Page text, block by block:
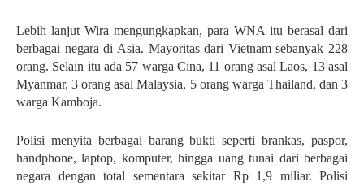
Lebih lanjut Wira mengungkapkan, para WNA itu berasal dari
berbagai negara di Asia. Mayoritas dari Vietnam sebanyak 228
orang. Selain itu ada 57 warga Cina, 11 orang asal Laos, 13 asal
Myanmar, 3 orang asal Malaysia, 5 orang warga Thailand, dan 3
warga Kamboja.
Polisi menyita berbagai barang bukti seperti brankas, paspor,
handphone, laptop, komputer, hingga uang tunai dari berbagai
negara dengan total sementara sekitar Rp 1,9 miliar. Polisi